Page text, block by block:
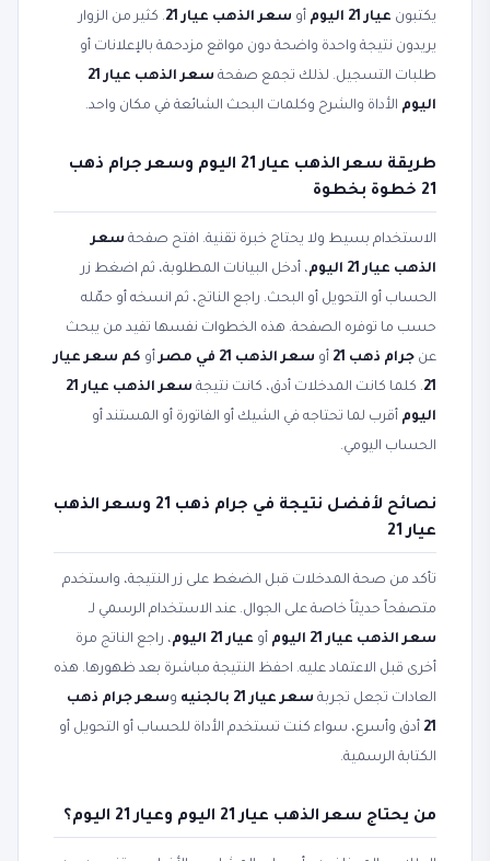
يكتبون عيار 21 اليوم أو سعر الذهب عيار 21
. كثير من الزوار
يريدون نتيجة واحدة واضحة دون مواقع مزدحمة بالإعلانات أو
طلبات التسجيل. لذلك تجمع صفحة
سعر الذهب عيار 21
اليوم الأداة والشرح وكلمات البحث الشائعة في مكان واحد.
طريقة سعر الذهب عيار 21 اليوم وسعر جرام ذهب
21 خطوة بخطوة
الاستخدام بسيط ولا يحتاج خبرة تقنية. افتح صفحة سعر
الذهب عيار 21 اليوم
، أدخل البيانات المطلوبة، ثم اضغط زر
الحساب أو التحويل أو البحث. راجع الناتج، ثم انسخه أو حمّله
حسب ما توفره الصفحة. هذه الخطوات نفسها تفيد من يبحث
عن جرام ذهب 21 أو سعر الذهب 21 في مصر أو كم سعر عيار
21. كلما كانت المدخلات أدق، كانت نتيجة
سعر الذهب عيار 21
اليوم أقرب لما تحتاجه في الشيك أو الفاتورة أو المستند أو
الحساب اليومي.
نصائح لأفضل نتيجة في جرام ذهب 21 وسعر الذهب
عيار 21
تأكد من صحة المدخلات قبل الضغط على زر النتيجة، واستخدم
متصفحاً حديثاً خاصة على الجوال. عند الاستخدام الرسمي لـ
سعر الذهب عيار 21 اليوم
أو عيار 21 اليوم
، راجع الناتج مرة
أخرى قبل الاعتماد عليه. احفظ النتيجة مباشرة بعد ظهورها. هذه
العادات تجعل تجربة سعر عيار 21 بالجنيه وسعر جرام ذهب
21 أدق وأسرع، سواء كنت تستخدم الأداة للحساب أو التحويل أو
الكتابة الرسمية.
من يحتاج سعر الذهب عيار 21 اليوم وعيار 21 اليوم؟